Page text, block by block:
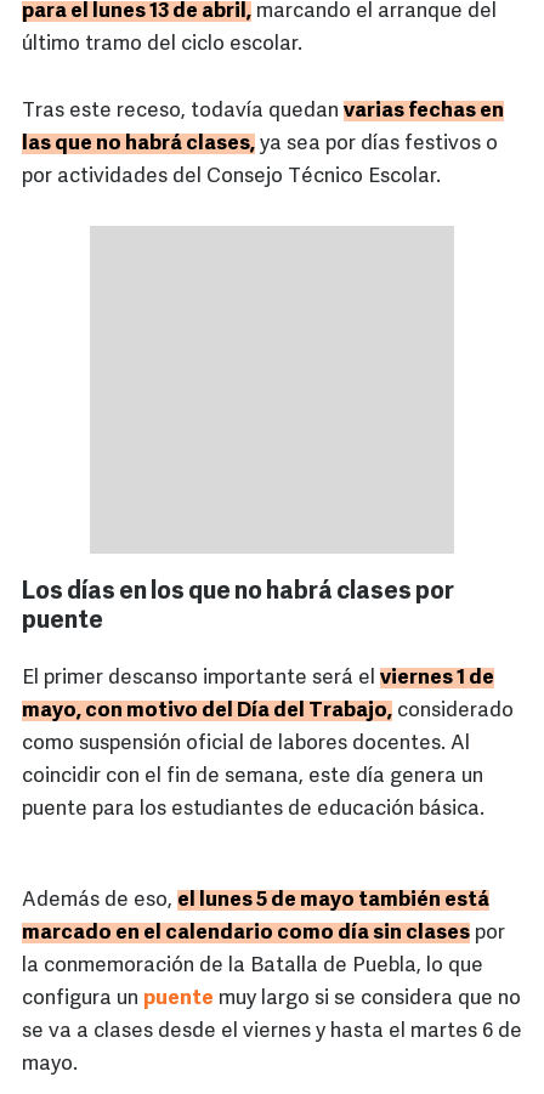
para el lunes 13 de abril, marcando el arranque del
último tramo del ciclo escolar.
Tras este receso, todavía quedan varias fechas en
las que no habrá clases, ya sea por días festivos o
por actividades del Consejo Técnico Escolar.
Los días en los que no habrá clases por
puente
El primer descanso importante será el viernes 1 de
mayo, con motivo del Día del Trabajo, considerado
como suspensión oficial de labores docentes. Al
coincidir con el fin de semana, este día genera un
puente para los estudiantes de educación básica.
Además de eso, el lunes 5 de mayo también está
marcado en el calendario como día sin clases por
la conmemoración de la Batalla de Puebla, lo que
configura un puente muy largo si se considera que no
se va a clases desde el viernes y hasta el martes 6 de
mayo.